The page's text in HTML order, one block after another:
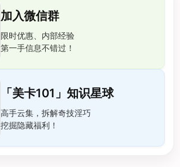
加入微信群
限时优惠、内部经验
第一手信息不错过！
「美卡101」知识星球
高手云集，拆解奇技淫巧
挖掘隐藏福利！